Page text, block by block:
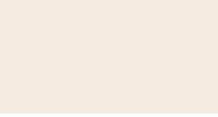
gjorde visade att många av de
hanarna längre söderut i
drar omkring i området. Ett
mot en erfaren fågel.
talet. Varför har dessa fåglar
mindre mat till de svarta
är att fåglar sprids, och drar